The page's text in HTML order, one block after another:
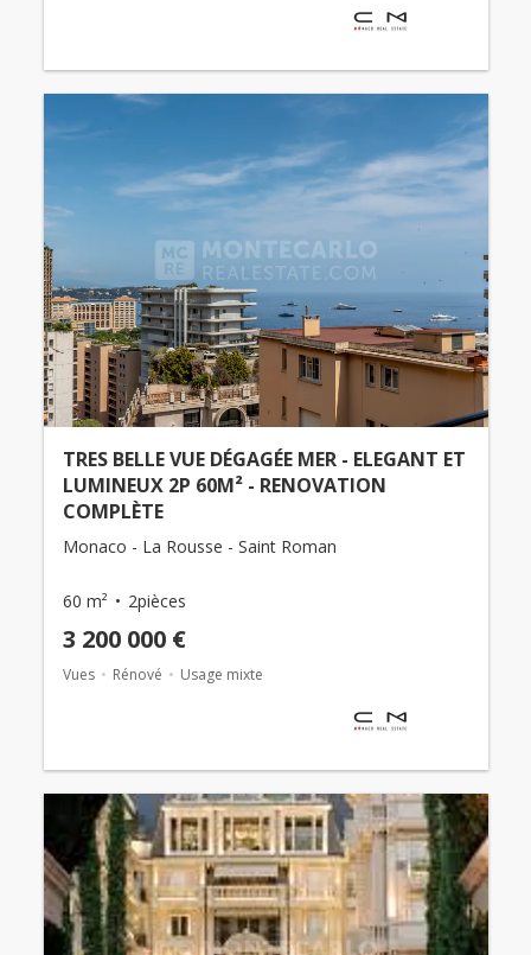
TRES BELLE VUE DÉGAGÉE MER - ELEGANT ET
LUMINEUX 2P 60M² - RENOVATION
COMPLÈTE
Monaco - La Rousse - Saint Roman
60 m² 2pièces
3 200 000 €
Vues Rénové Usage mixte